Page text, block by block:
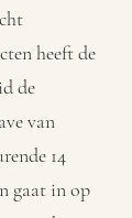
heeft de
de
van
14
gaat in op